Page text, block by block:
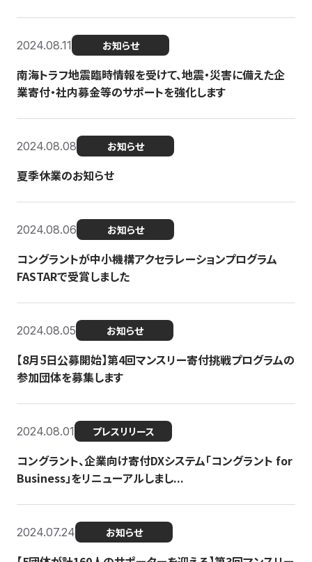
2024.08.11 お知らせ
南海トラフ地震臨時情報を受けて、地震・災害に備えた企
業寄付・社内募金等のサポートを強化します
2024.08.08 お知らせ
夏季休業のお知らせ
2024.08.06 お知らせ
コングラントが中小機構アクセラレーションプログラム
FASTARで受賞しました
2024.08.05 お知らせ
【8月5日公募開始】第4回マンスリー寄付挑戦プログラムの
参加団体を募集します
2024.08.01 プレスリリース
コングラント、企業向け寄付DXシステム「コングラント for
Business」をリニューアルしまし...
2024.07.24 お知らせ